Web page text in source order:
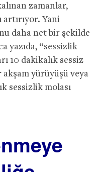
zamanlar,
artırıyor. Yani
daha net bir şekilde
yazıda, “sessizlik
10 dakikalık sessiz
yürüyüşü veya
sessizlik molası